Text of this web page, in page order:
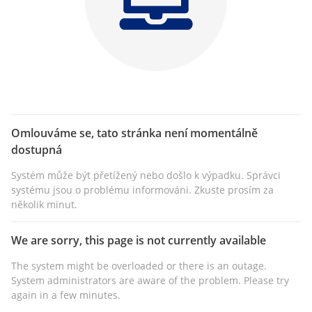
Omlouváme se, tato stránka není momentálně
dostupná
Systém může být přetížený nebo došlo k výpadku. Správci
systému jsou o problému informováni. Zkuste prosím za
několik minut.
We are sorry, this page is not currently available
The system might be overloaded or there is an outage.
System administrators are aware of the problem. Please try
again in a few minutes.